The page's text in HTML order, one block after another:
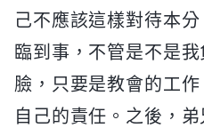
己不應該這樣對待本
臨到事，不管是不是
臉，只要是教會的工
自己的責任。之後，